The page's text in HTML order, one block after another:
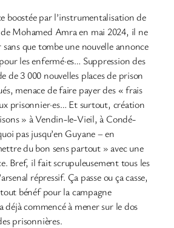
boostée par l’instrumentalisation de
de Mohamed Amra en mai 2024, il ne
sans que tombe une nouvelle annonce
les enfermé·es… Suppression des
de 3 000 nouvelles places de prison
menace de faire payer des « frais
prisonnier·es… Et surtout, création
» à Vendin-le-Vieil, à Condé-
pas jusqu’en Guyane – en
du bon sens partout » avec une
Bref, il fait scrupuleusement tous les
répressif. Ça passe ou ça casse,
bénéf pour la campagne
déjà commencé à mener sur le dos
prisonnières.